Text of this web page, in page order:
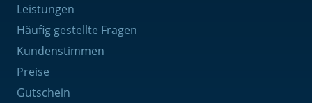
Leistungen
Häufig gestellte Fragen
Kundenstimmen
Preise
Gutschein